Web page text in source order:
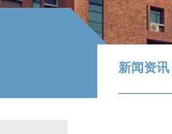
新闻资讯